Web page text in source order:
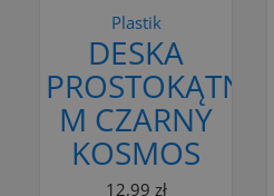
Plastik
DESKA
PROSTOKĄTNA
M CZARNY
KOSMOS
12,99 zł